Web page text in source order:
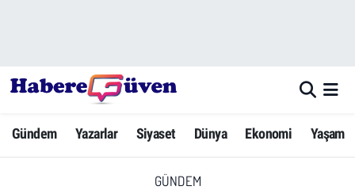
Gündem Yazarlar Siyaset Dünya Ekonomi Yaşam
GÜNDEM
Yazarlar
Dünya
Hava Durumu
Trafik Durumu
Süper Lig Puan Durumu ve Fikstür